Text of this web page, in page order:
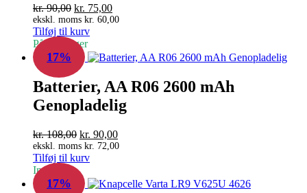
kr.90,00 Den
oprindelige
pris
var:
kr. 90,00.
kr. 75,00Den
aktuelle
kr. 75,00.
ekskl. moms kr. 60,00
Tilføj til kurv
På fjernlager
17%
Batterier, AA R06 2600 mAh
Genopladelig
kr.108,00 Den
oprindelige
pris
var:
kr. 108,00.
kr. 90,00Den
aktuelle
kr. 90,00.
ekskl. moms kr. 72,00
Tilføj til kurv
In Stock
17%